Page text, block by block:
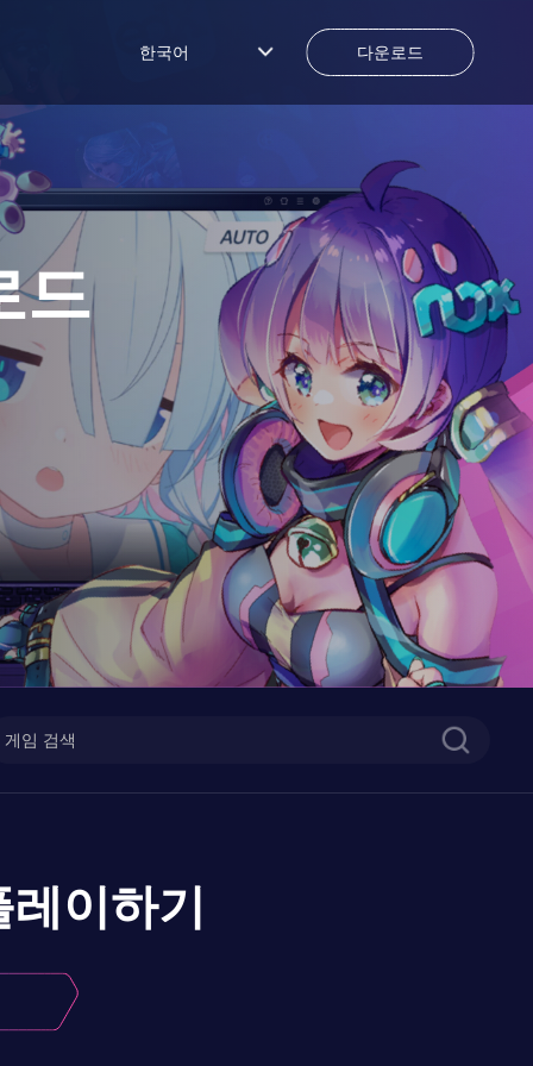
한국어 다운로드
드
레이하기